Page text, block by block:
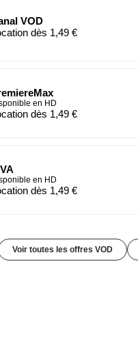
VOD
dès 1,49 €
en HD
dès 1,49 €
en HD
dès 1,49 €
Voir toutes les offres VOD